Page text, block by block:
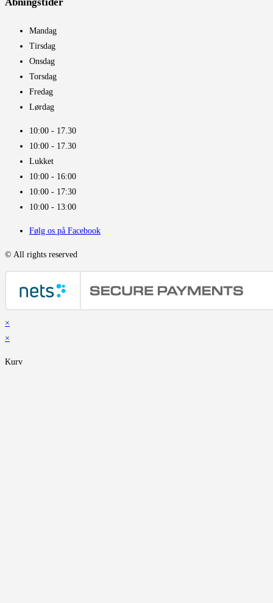
Mandag
Tirsdag
Onsdag
Torsdag
Fredag
Lørdag
10:00 - 17.30​
10:00 - 17.30​
Lukket
10:00 - 16:00​
10:00 - 17:30
10:00 - 13:00
Følg os på Facebook
© All rights reserved
×
×
Kurv